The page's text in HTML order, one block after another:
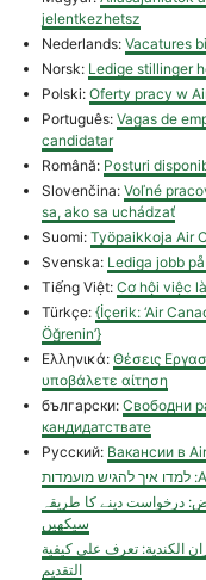
jelentkezhetsz
Nederlands: Vacatures
Norsk: Ledige stillinger
Polski: Oferty pracy w
Português: Vagas de
candidatar
Română: Posturi
Slovenčina: Voľné
sa, ako sa uchádzať
Suomi: Työpaikkoja Air
Svenska: Lediga jobb
Tiếng Việt: Cơ hội việc
Türkçe: {İçerik: ‘Air
Öğrenin’}
Ελληνικά: Θέσεις
υποβάλετε αίτηση
български: Свободни
кандидатствате
Русский: Вакансии в
درخواست دینے کا طریقہ
سیکھیں
تعرف على كيفية
التقديم